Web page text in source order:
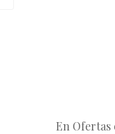
En Ofertas